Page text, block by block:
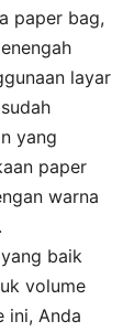
paper bag,
layar
yang
paper
warna
baik
volume
ini, Anda